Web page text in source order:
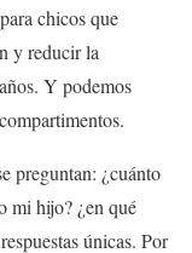
chicos que
y reducir la
Y podemos
preguntan: ¿cuánto
mi hijo? ¿en qué
únicas. Por